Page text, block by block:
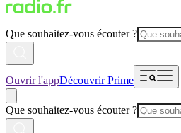
Que souhaitez-vous écouter ?
Ouvrir l'appDécouvrir Prime
Que souhaitez-vous écouter ?